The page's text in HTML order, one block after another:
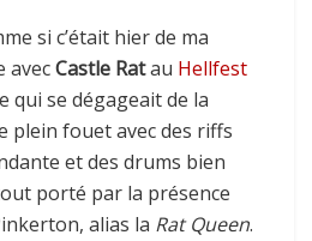
si c’était hier de ma
avecCastle Ratau Hellfest
qui se dégageait de la
plein fouet avec des riffs
et des drums bien
porté par la présence
alias la Rat Queen.